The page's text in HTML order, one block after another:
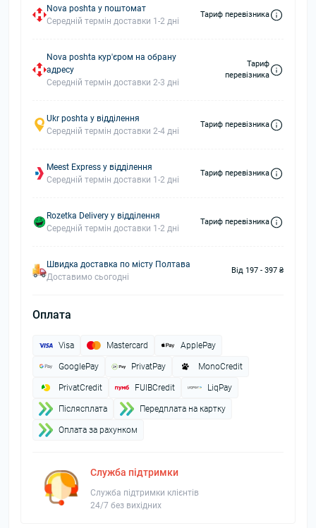
Nova poshta у поштомат
Середній термін доставки 1-2 дні
Тариф перевізника
Nova poshta кур'єром на обрану
адресу
Середній термін доставки 2-3 дні
Тариф
перевізника
Ukr poshta у відділення
Середній термін доставки 2-4 дні
Тариф перевізника
Meest Express у відділення
Середній термін доставки 1-2 дні
Тариф перевізника
Rozetka Delivery у відділення
Середній термін доставки 1-2 дні
Тариф перевізника
Швидка доставка по місту Полтава
Доставимо сьогодні
Від 197 - 397 ₴
Оплата
Visa Mastercard ApplePay
GooglePay PrivatPay MonoCredit
PrivatCredit FUIBCredit LiqPay
Пiслясплата Передплата на картку
Оплата за рахунком
Служба підтримки
Служба підтримки клієнтів
24/7 без вихідних